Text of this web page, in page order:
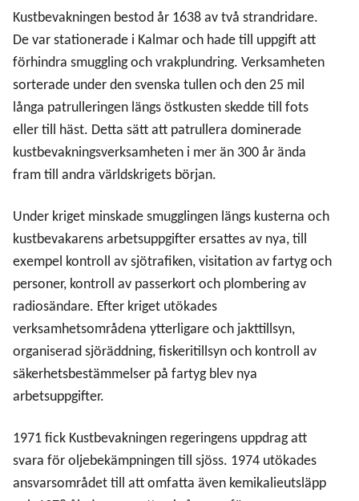
Kustbevakningen bestod år 1638 av två strandridare.
De var stationerade i Kalmar och hade till uppgift att
förhindra smuggling och vrakplundring. Verksamheten
sorterade under den svenska tullen och den 25 mil
långa patrulleringen längs östkusten skedde till fots
eller till häst. Detta sätt att patrullera dominerade
kustbevakningsverksamheten i mer än 300 år ända
fram till andra världskrigets början.
Under kriget minskade smugglingen längs kusterna och
kustbevakarens arbetsuppgifter ersattes av nya, till
exempel kontroll av sjötrafiken, visitation av fartyg och
personer, kontroll av passerkort och plombering av
radiosändare. Efter kriget utökades
verksamhetsområdena ytterligare och jakttillsyn,
organiserad sjöräddning, fiskeritillsyn och kontroll av
säkerhetsbestämmelser på fartyg blev nya
arbetsuppgifter.
1971 fick Kustbevakningen regeringens uppdrag att
svara för oljebekämpningen till sjöss. 1974 utökades
ansvarsområdet till att omfatta även kemikalieutsläpp